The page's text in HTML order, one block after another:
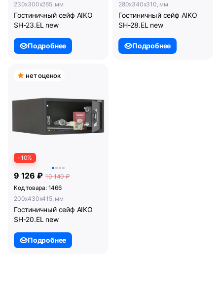
230x300x265, мм
Гостиничный сейф AIKO
SH-23.EL new
Подробнее
280x340x310, мм
Гостиничный сейф AIKO
SH-28.EL new
Подробнее
нет оценок
-10%
9 126 ₽ 10 140 ₽
Код товара: 1466
200x430x415, мм
Гостиничный сейф AIKO
SH-20.EL new
Подробнее